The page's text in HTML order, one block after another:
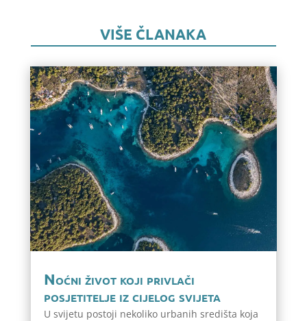
VIŠE ČLANAKA
Noćni život koji privlači
posjetitelje iz cijelog svijeta
U svijetu postoji nekoliko urbanih središta koja